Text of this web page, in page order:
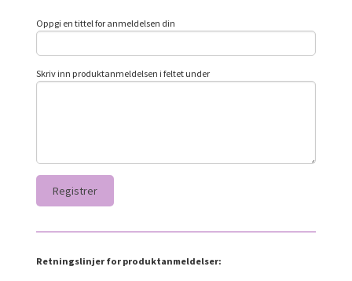
Oppgi en tittel for anmeldelsen din
Skriv inn produktanmeldelsen i feltet under
Retningslinjer for produktanmeldelser: